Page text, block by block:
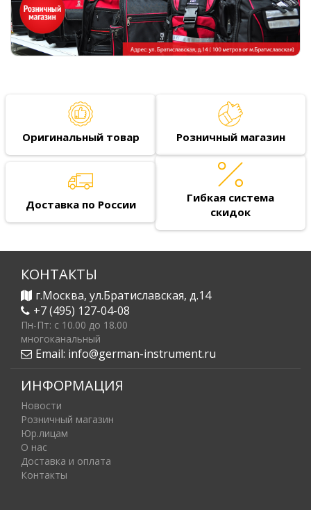
Оригинальный товар Розничный магазин
Доставка по России
Гибкая система
скидок
КОНТАКТЫ
г.Москва, ул.Братиславская, д.14
+7 (495) 127-04-08
Пн-Пт: c 10.00 до 18.00
многоканальный
Email: info@german-instrument.ru
ИНФОРМАЦИЯ
Новости
Розничный магазин
Юр.лицам
О нас
Доставка и оплата
Контакты